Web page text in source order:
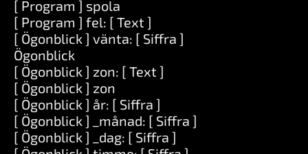
[ Program ] spola
[ Program ] fel: [ Text ]
[ Ögonblick ] vänta: [ Siffra ]
Ögonblick
[ Ögonblick ] zon: [ Text ]
[ Ögonblick ] zon
[ Ögonblick ] år: [ Siffra ]
[ Ögonblick ] _månad: [ Siffra ]
[ Ögonblick ] _dag: [ Siffra ]